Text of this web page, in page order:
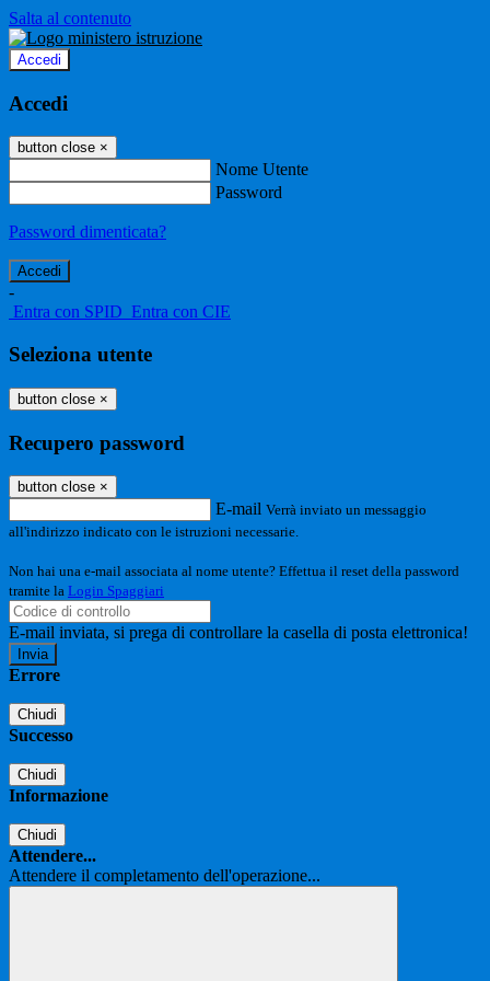
Salta al contenuto
Accedi
Accedi
button close ×
Nome Utente
Password
Password dimenticata?
-
Entra con SPID Entra con CIE
Seleziona utente
button close ×
Recupero password
button close ×
E-mail Verrà inviato un messaggio
all'indirizzo indicato con le istruzioni necessarie.
Non hai una e-mail associata al nome utente? Effettua il reset della password
tramite la Login Spaggiari
E-mail inviata, si prega di controllare la casella di posta elettronica!
Errore
Chiudi
Successo
Chiudi
Informazione
Chiudi
Attendere...
Attendere il completamento dell'operazione...